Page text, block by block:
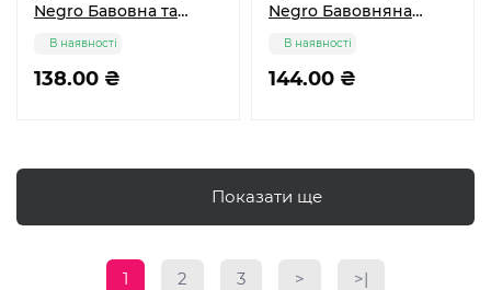
Negro Бавовна та
138.00 ₴
В наявності
Negro Бавовняна
144.00 ₴
В наявності
Показати ще
1 2 3 > >|